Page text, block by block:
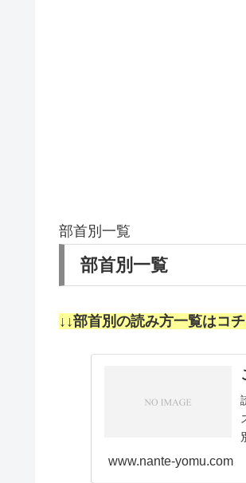
部首別一覧
部首別一覧
↓↓部首別の読み方一覧はコ
www.nante-yomu.com